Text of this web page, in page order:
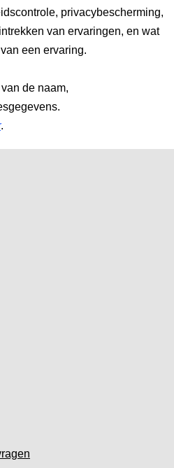
privacybescherming,
van ervaringen, en wat
een ervaring.
de naam,
.